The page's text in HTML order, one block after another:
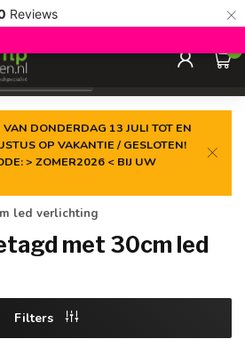
Reviews ×
prijs
0
DONDERDAG 13 JULI TOT EN
OP VAKANTIE / GESLOTEN!
> ZOMER2026 < BIJ UW
led verlichting
met 30cm led
Filters